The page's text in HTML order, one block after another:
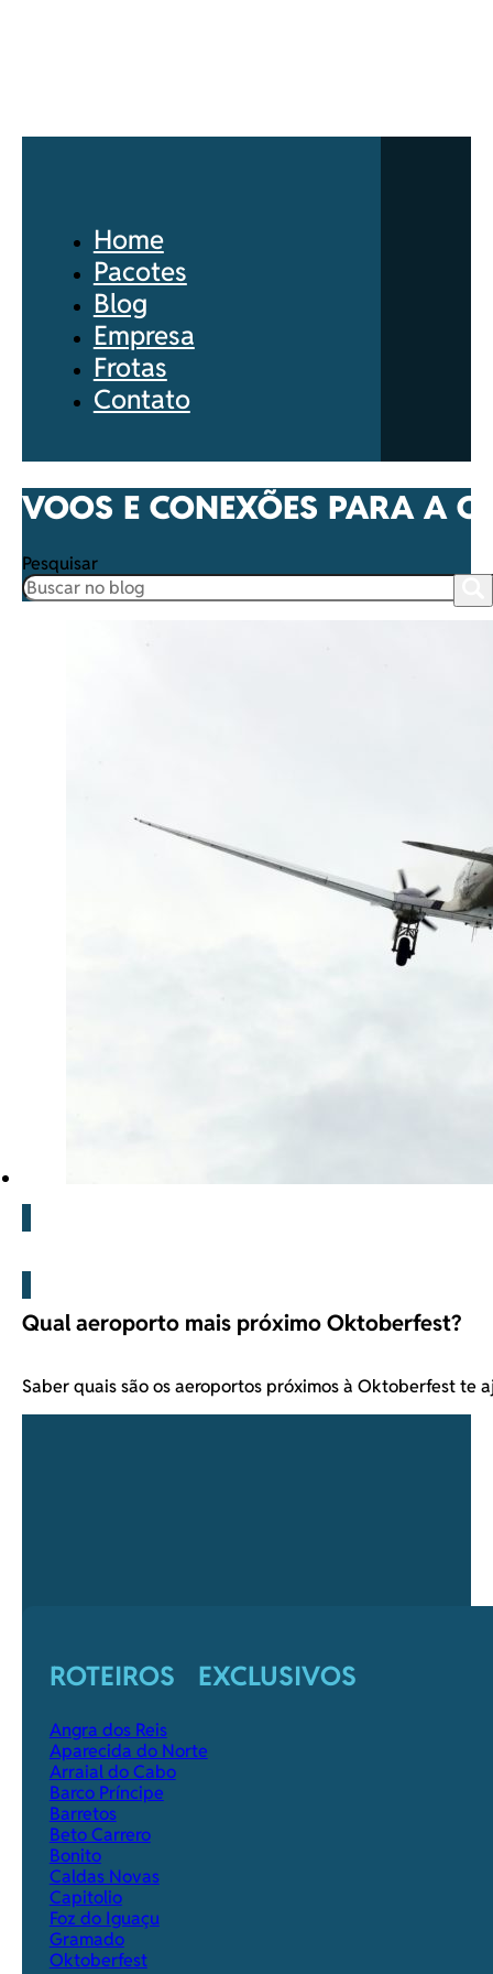
Home
Pacotes
Blog
Empresa
Frotas
Contato
VOOS E CONEXÕES PARA A
Pesquisar
Qual aeroporto mais próximo Oktoberfest?
Saber quais são os aeroportos próximos à Oktoberfest te
ROTEIROS EXCLUSIVOS
Angra dos Reis
Aparecida do Norte
Arraial do Cabo
Barco Príncipe
Barretos
Beto Carrero
Bonito
Caldas Novas
Capitolio
Foz do Iguaçu
Gramado
Oktoberfest